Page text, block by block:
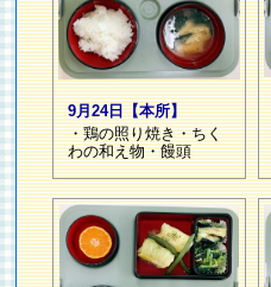
9月24日【本所】
・鶏の照り焼き・ちく
わの和え物・饅頭